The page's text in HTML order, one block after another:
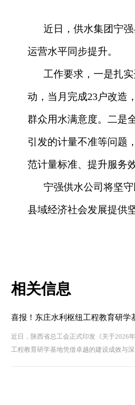
近日，供水集团宁
运营水平同步提升。
工作要求，一是扎
动，当月完成23户改造
群众用水满意度。二是
引发的计量不准等问题
范计量标准、提升服务
宁强供水公司将坚
县域经济社会发展提供
相关信息
喜报！东庄水利枢纽工程教育研学
近日，陕西省总工会正式印发《关于2026
工程教育研学基地凭借卓越的建设成效与